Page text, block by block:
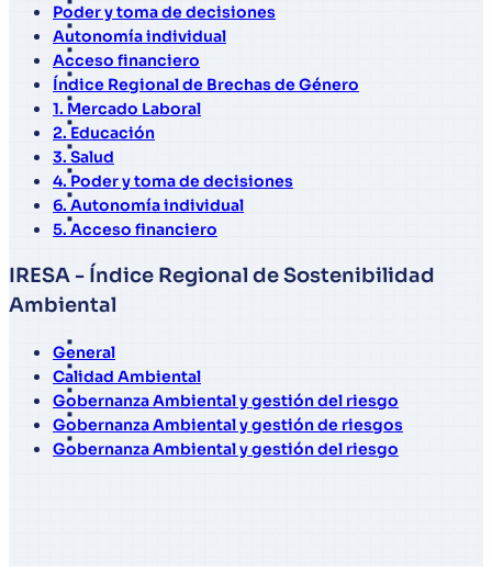
Poder y toma de decisiones
Autonomía individual
Acceso financiero
Índice Regional de Brechas de Género
1. Mercado Laboral
2. Educación
3. Salud
4. Poder y toma de decisiones
6. Autonomía individual
5. Acceso financiero
IRESA - Índice Regional de Sostenibilidad
Ambiental
General
Calidad Ambiental
Gobernanza Ambiental y gestión del riesgo
Gobernanza Ambiental y gestión de riesgos
Gobernanza Ambiental y gestión del riesgo